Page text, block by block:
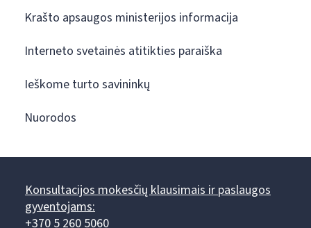
Krašto apsaugos ministerijos informacija
Interneto svetainės atitikties paraiška
Ieškome turto savininkų
Nuorodos
Konsultacijos mokesčių klausimais ir paslaugos
gyventojams:
+370 5 260 5060